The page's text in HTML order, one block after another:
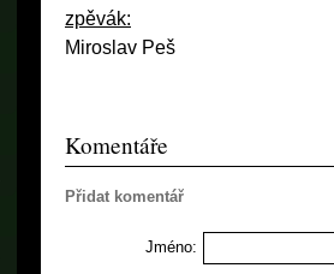
zpěvák:
Miroslav Peš
Komentáře
Přidat komentář
Jméno: